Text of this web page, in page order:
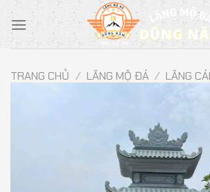
Chuyển
đến
nội
TRANG CHỦ / LĂNG MỘ ĐÁ / LĂNG